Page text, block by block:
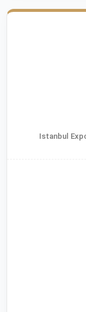
Istanbul